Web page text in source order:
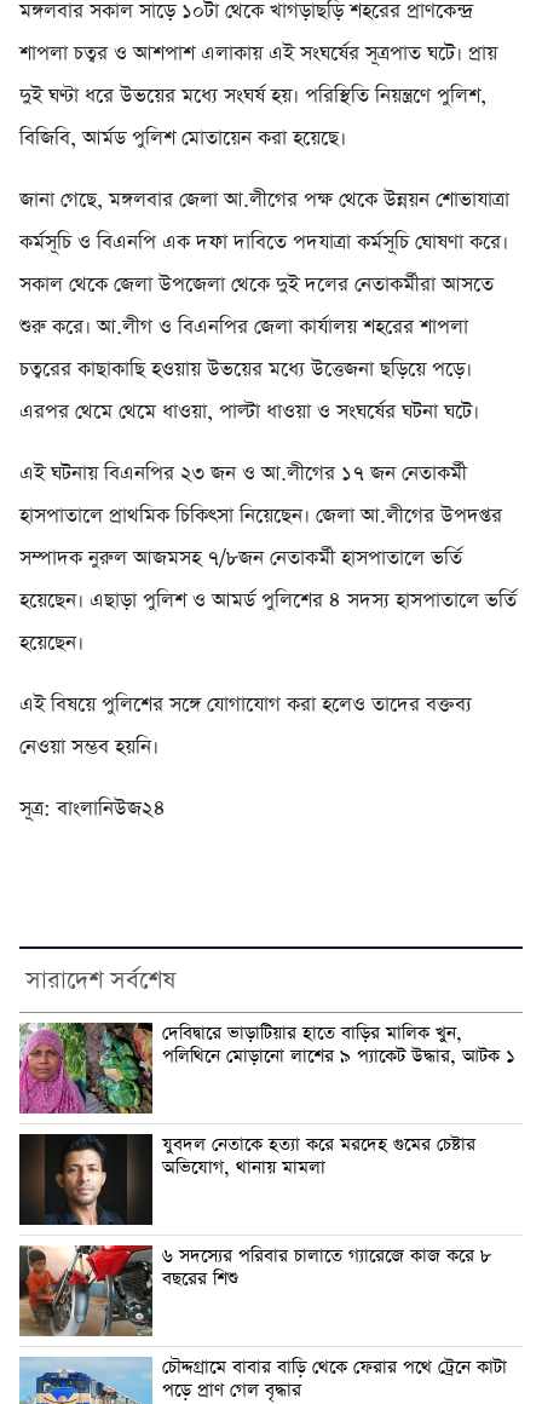
মঙ্গলবার সকাল সাড়ে ১০টা থেকে খাগড়াছড়ি শহরের প্রাণকেন্দ্র
শাপলা চত্বর ও আশপাশ এলাকায় এই সংঘর্ষের সূত্রপাত ঘটে। প্রায়
দুই ঘণ্টা ধরে উভয়ের মধ্যে সংঘর্ষ হয়। পরিস্থিতি নিয়ন্ত্রণে পুলিশ,
বিজিবি, আর্মড পুলিশ মোতায়েন করা হয়েছে।
জানা গেছে, মঙ্গলবার জেলা আ.লীগের পক্ষ থেকে উন্নয়ন শোভাযাত্রা
কর্মসূচি ও বিএনপি এক দফা দাবিতে পদযাত্রা কর্মসূচি ঘোষণা করে।
সকাল থেকে জেলা উপজেলা থেকে দুই দলের নেতাকর্মীরা আসতে
শুরু করে। আ.লীগ ও বিএনপির জেলা কার্যালয় শহরের শাপলা
চত্বরের কাছাকাছি হওয়ায় উভয়ের মধ্যে উত্তেজনা ছড়িয়ে পড়ে।
এরপর থেমে থেমে ধাওয়া, পাল্টা ধাওয়া ও সংঘর্ষের ঘটনা ঘটে।
এই ঘটনায় বিএনপির ২৩ জন ও আ.লীগের ১৭ জন নেতাকর্মী
হাসপাতালে প্রাথমিক চিকিৎসা নিয়েছেন। জেলা আ.লীগের উপদপ্তর
সম্পাদক নুরুল আজমসহ ৭/৮জন নেতাকর্মী হাসপাতালে ভর্তি
হয়েছেন। এছাড়া পুলিশ ও আমর্ড পুলিশের ৪ সদস্য হাসপাতালে ভর্তি
হয়েছেন।
এই বিষয়ে পুলিশের সঙ্গে যোগাযোগ করা হলেও তাদের বক্তব্য
নেওয়া সম্ভব হয়নি।
সূত্র: বাংলানিউজ২৪
সারাদেশ সর্বশেষ
দেবিদ্বারে ভাড়াটিয়ার হাতে বাড়ির মালিক খুন,
পলিথিনে মোড়ানো লাশের ৯ প্যাকেট উদ্ধার, আটক ১
যুবদল নেতাকে হত্যা করে মরদেহ গুমের চেষ্টার
অভিযোগ, থানায় মামলা
৬ সদস্যের পরিবার চালাতে গ্যারেজে কাজ করে ৮
বছরের শিশু
চৌদ্দগ্রামে বাবার বাড়ি থেকে ফেরার পথে ট্রেনে কাটা
পড়ে প্রাণ গেল বৃদ্ধার